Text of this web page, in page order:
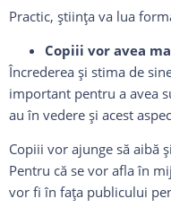
Practic, ştiinţa va lua
Copiii vor avea
Încrederea şi stima de
important pentru a avea
au în vedere şi acest
Copiii vor ajunge să aibă
Pentru că se vor afla în
vor fi în faţa publicului